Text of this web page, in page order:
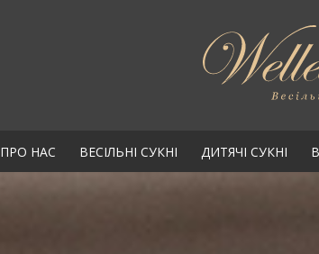
ПРО НАС ВЕСІЛЬНІ СУКНІ ДИТЯЧІ СУКНІ